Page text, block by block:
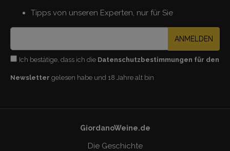
Tipps von unseren Experten, nur für Sie
ANMELDEN
Ich bestätige, dass ich die Datenschutzbestimmungen für den
Newsletter gelesen habe und 18 Jahre alt bin
GiordanoWeine.de
Die Geschichte